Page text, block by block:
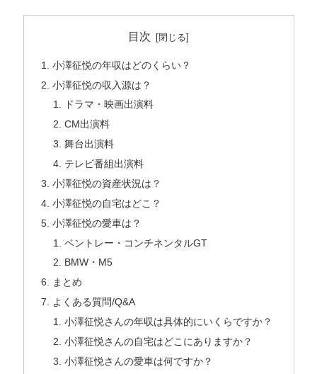
目次
小澤征悦の年収はどのくらい？
小澤征悦の収入源は？
ドラマ・映画出演料
CM出演料
舞台出演料
テレビ番組出演料
小澤征悦の資産状況は？
小澤征悦の自宅はどこ？
小澤征悦の愛車は？
ベントレー・コンチネンタルGT
BMW・M5
まとめ
よくある質問/Q&A
小澤征悦さんの年収は具体的にいくらですか？
小澤征悦さんの自宅はどこにありますか？
小澤征悦さんの愛車は何ですか？